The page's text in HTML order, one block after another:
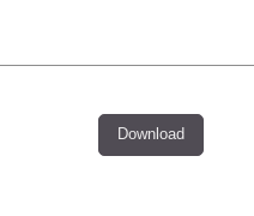
Download